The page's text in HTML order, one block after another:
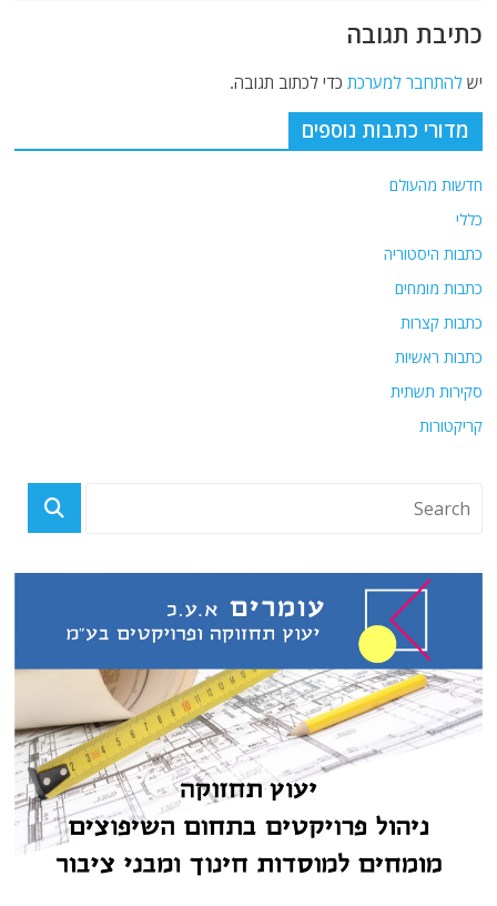
כתיבת תגובה
ישלהתחבר למערכת כדי לכתוב תגובה.
מדורי כתבות נוספים
חדשות מהעולם
כללי
כתבות היסטוריה
כתבות מומחים
כתבות קצרות
כתבות ראשיות
סקירות תשתית
קריקטורות